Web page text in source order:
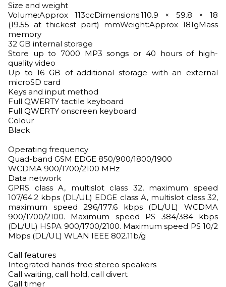
Size and weight
Volume:Approx 113ccDimensions:110.9 × 59.8 × 18
(19.55 at thickest part) mmWeight:Approx 181gMass
memory
32 GB internal storage
Store up to 7000 MP3 songs or 40 hours of high-
quality video
Up to 16 GB of additional storage with an external
microSD card
Keys and input method
Full QWERTY tactile keyboard
Full QWERTY onscreen keyboard
Colour
Black
Operating frequency
Quad-band GSM EDGE 850/900/1800/1900
WCDMA 900/1700/2100 MHz
Data network
GPRS class A, multislot class 32, maximum speed
107/64.2 kbps (DL/UL) EDGE class A, multislot class 32,
maximum speed 296/177.6 kbps (DL/UL) WCDMA
900/1700/2100. Maximum speed PS 384/384 kbps
(DL/UL) HSPA 900/1700/2100. Maximum speed PS 10/2
Mbps (DL/UL) WLAN IEEE 802.11b/g
Call features
Integrated hands-free stereo speakers
Call waiting, call hold, call divert
Call timer